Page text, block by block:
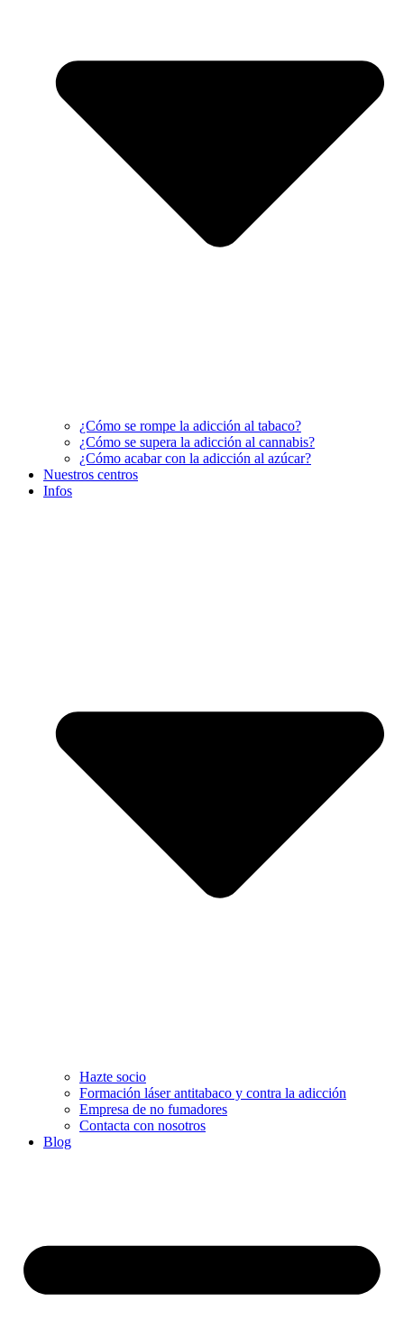
¿Cómo se rompe la adicción al tabaco?
¿Cómo se supera la adicción al cannabis?
¿Cómo acabar con la adicción al azúcar?
Nuestros centros
Infos
Hazte socio
Formación láser antitabaco y contra la adicción
Empresa de no fumadores
Contacta con nosotros
Blog